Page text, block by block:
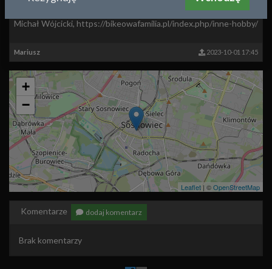
Pierwsza kaminica od lewej - Modrzejowska 33. Opracował
Michał Wójcicki, https://bikeowafamilia.pl/index.php/inne-hobby/
Mariusz 2023-10-01 17:45
+
−
Leaflet | ©OpenStreetMap
Komentarze dodaj komentarz
Brak komentarzy